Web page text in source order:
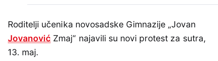
Roditelji učenika novosadske Gimnazije „Jovan
Jovanović Zmaj“ najavili su novi protest za sutra,
13. maj.